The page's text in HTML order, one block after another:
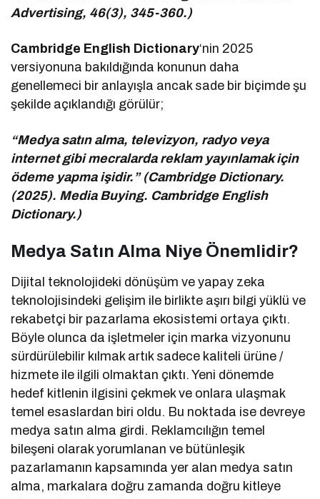
Advertising, 46(3), 345-360.)
Cambridge English Dictionary‘nin 2025
versiyonuna bakıldığında konunun daha
genellemeci bir anlayışla ancak sade bir biçimde şu
şekilde açıklandığı görülür;
“Medya satın alma, televizyon, radyo veya
internet gibi mecralarda reklam yayınlamak için
ödeme yapma işidir.” (Cambridge Dictionary.
(2025). Media Buying. Cambridge English
Dictionary.)
Medya Satın Alma Niye Önemlidir?
Dijital teknolojideki dönüşüm ve yapay zeka
teknolojisindeki gelişim ile birlikte aşırı bilgi yüklü ve
rekabetçi bir pazarlama ekosistemi ortaya çıktı.
Böyle olunca da işletmeler için marka vizyonunu
sürdürülebilir kılmak artık sadece kaliteli ürüne /
hizmete ile ilgili olmaktan çıktı. Yeni dönemde
hedef kitlenin ilgisini çekmek ve onlara ulaşmak
temel esaslardan biri oldu. Bu noktada ise devreye
medya satın alma girdi. Reklamcılığın temel
bileşeni olarak yorumlanan ve bütünleşik
pazarlamanın kapsamında yer alan medya satın
alma, markalara doğru zamanda doğru kitleye